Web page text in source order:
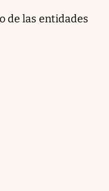
de las entidades